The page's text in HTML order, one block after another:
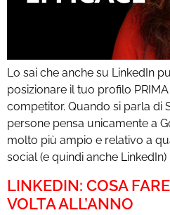
Lo sai che anche su LinkedIn
posizionare il tuo profilo
competitor. Quando si parla di
persone pensa unicamente a
molto più ampio e relativo a
social (e quindi anche LinkedIn)
LINKEDIN: COSA
VOLTA ALL’ANNO